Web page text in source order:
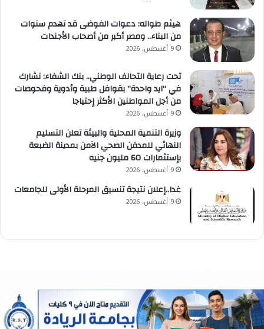
هيثم طواله: دعوات الفوضى قد تهدم سنوات
من البناء.. ومصر أكبر من أصحاب الأجندات
9 أغسطس، 2026
تحت رعاية التحالف الوطني.. بنك الشفاء: نشارك
في “ايد واحدة” بقوافل طبية وأدوية وفحوصات
من أجل المواطنين الأكثر إحتياجا
9 أغسطس، 2026
وزيرة التنمية المحلية والبيئة تعلن التسليم
النهائي للمدفن الصحي الآمن بمدينة الضبعة
بإستثمارات 60 مليون جنيه
9 أغسطس، 2026
غدا..إعلان نتيجة تنسيق المرحلة الأولى للجامعات
9 أغسطس، 2026